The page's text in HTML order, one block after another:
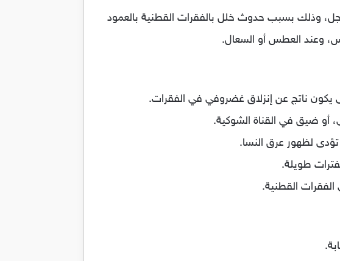
وذلك بسبب حدوث خلل بالفقرات القطنية بالعمود
وعند العطس أو السعال.
لقناة الشوكية.